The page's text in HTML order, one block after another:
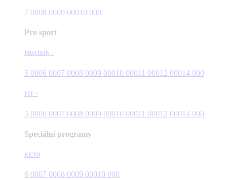
7 0008 0009 00010 000
Pro sport
PROTEIN +
5 0006 0007 0008 0009 00010 00011 00012 00014 000
FIT +
5 0006 0007 0008 0009 00010 00011 00012 00014 000
Speciální programy
KETO
6 0007 0008 0009 00010 000